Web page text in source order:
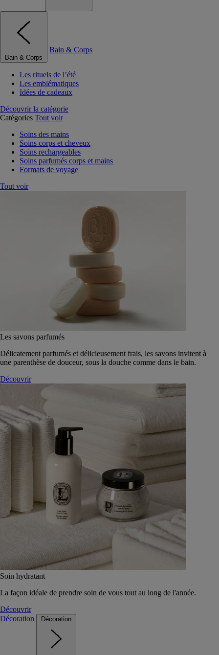
Bain & Corps
Bain & Corps
Les rituels de l’été
Les emblématiques
Idées de cadeaux
Découvrir la catégorie
Catégories Tout voir
Soins des mains
Soins corps et cheveux
Soins rechargeables
Soins parfumés corps et mains
Formats de voyage
Tout voir
Les savons parfumés
Délicatement parfumés et délicieusement frais, les savons invitent à
une parenthèse de douceur, sous la douche comme dans le bain.
Découvrir
Soin hydratant
La façon idéale de prendre soin de vous tout au long de l'année.
Découvrir
Décoration
Décoration